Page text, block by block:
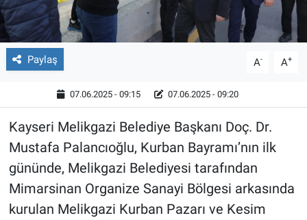
Paylaş A- A+
07.06.2025 - 09:15 07.06.2025 - 09:20
Kayseri Melikgazi Belediye Başkanı Doç. Dr.
Mustafa Palancıoğlu, Kurban Bayramı’nın ilk
gününde, Melikgazi Belediyesi tarafından
Mimarsinan Organize Sanayi Bölgesi arkasında
kurulan Melikgazi Kurban Pazarı ve Kesim
Video Galeri